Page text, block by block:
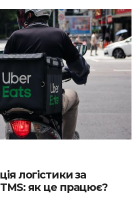
логістики за
як це працює?